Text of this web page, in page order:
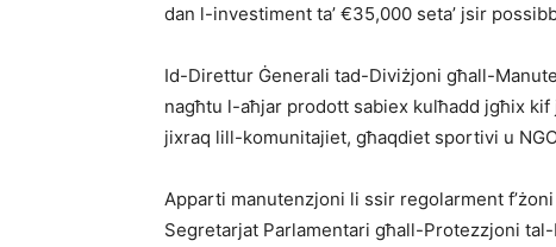
dan l-investiment ta’ €35,000 seta’ jsir
Id-Direttur Ġenerali tad-Diviżjoni għall-
nagħtu l-aħjar prodott sabiex kulħadd jgħix
jixraq lill-komunitajiet, għaqdiet sportivi u
Apparti manutenzjoni li ssir regolarment
Segretarjat Parlamentari għall-Protezzjoni